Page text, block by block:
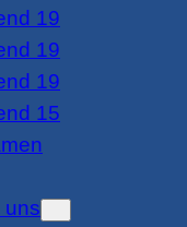
19
19
19
15
uns